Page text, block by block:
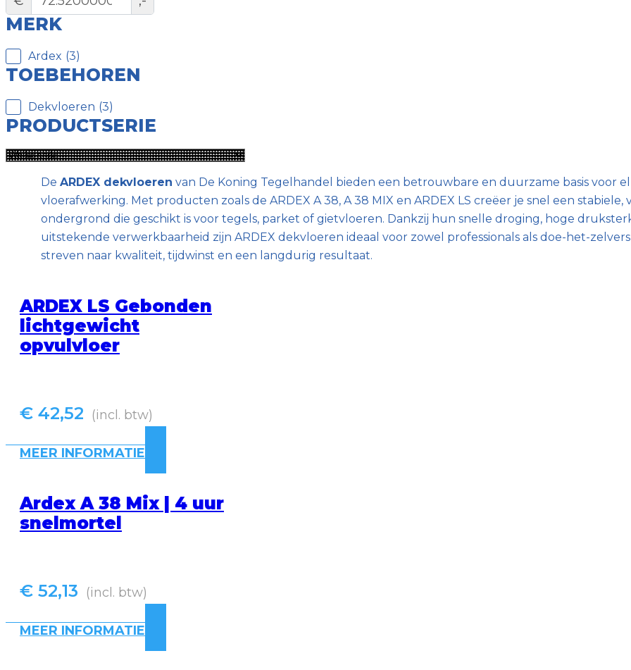
MERK
Ardex (3)
TOEBEHOREN
Dekvloeren (3)
PRODUCTSERIE
De ARDEX dekvloeren van De Koning Tegelhandel bieden een betrouwbare en duurzame basis voor
vloerafwerking. Met producten zoals de ARDEX A 38, A 38 MIX en ARDEX LS creëer je snel een stabiele,
ondergrond die geschikt is voor tegels, parket of gietvloeren. Dankzij hun snelle droging, hoge
uitstekende verwerkbaarheid zijn ARDEX dekvloeren ideaal voor zowel professionals als doe-het-
streven naar kwaliteit, tijdwinst en een langdurig resultaat.
ARDEX LS Gebonden
lichtgewicht
opvulvloer
€ 42,52 (incl. btw)
MEER INFORMATIE
Ardex A 38 Mix | 4 uur
snelmortel
€ 52,13 (incl. btw)
MEER INFORMATIE